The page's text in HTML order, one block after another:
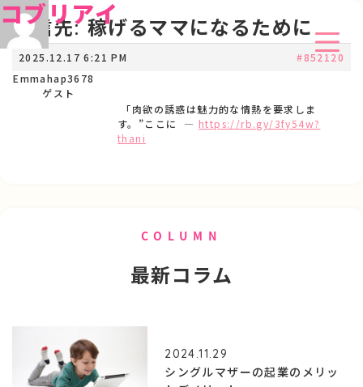
コブリアイ
返信先: 稼げるママになるために
2025.12.17 6:21 PM
#852120
Emmahap3678
ゲスト
「肉欲の誘惑は魅力的な情熱を要求しま
す。”ここに — https://rb.gy/3fy54w?
thani
COLUMN
最新コラム
2024.11.29
シングルマザーの起業のメリッ